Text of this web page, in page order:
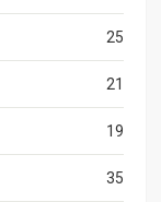
25
21
19
35